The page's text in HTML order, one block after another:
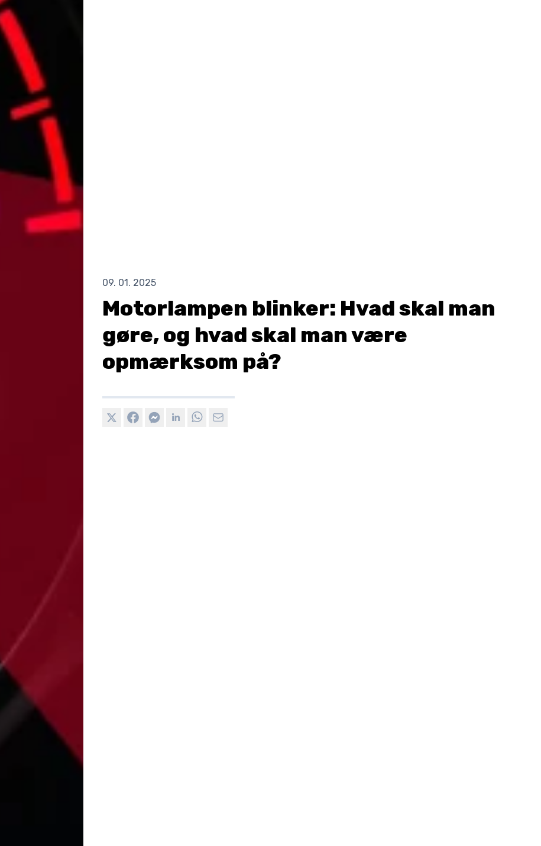
09. 01. 2025
Motorlampen blinker: Hvad skal man
gøre, og hvad skal man være
opmærksom på?